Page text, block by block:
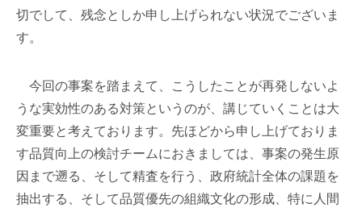
切でして、残念としか申し上げられない状況でございま
す。
今回の事案を踏まえて、こうしたことが再発しないよ
うな実効性のある対策というのが、講じていくことは大
変重要と考えております。先ほどから申し上げておりま
す品質向上の検討チームにおきましては、事案の発生原
因まで遡る、そして精査を行う、政府統計全体の課題を
抽出する、そして品質優先の組織文化の形成、特に人間